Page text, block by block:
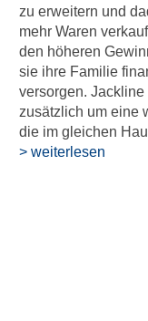
zu erweitern und
mehr Waren
den höheren
sie ihre Familie
versorgen. Jackline
zusätzlich um eine
die im gleichen
> weiterlesen